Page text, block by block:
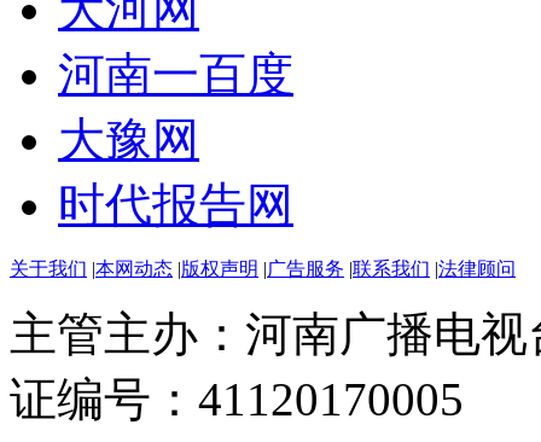
河南一百度
大豫网
时代报告网
关于我们 |本网动态 |版权声明 |广告服务 |联系我们 |法律顾问
主管主办：河南广播电
证编号：41120170005